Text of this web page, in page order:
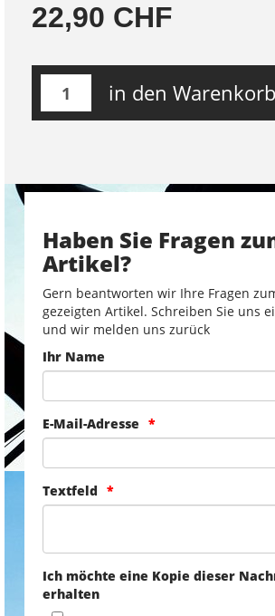
22,90 CHF
in den Warenkorb
Haben Sie Fragen
Artikel?
Gern beantworten wir Ihre Fragen
gezeigten Artikel. Schreiben Sie uns
und wir melden uns zurück
Ihr Name
E-Mail-Adresse
Textfeld
Ich möchte eine Kopie dieser
erhalten